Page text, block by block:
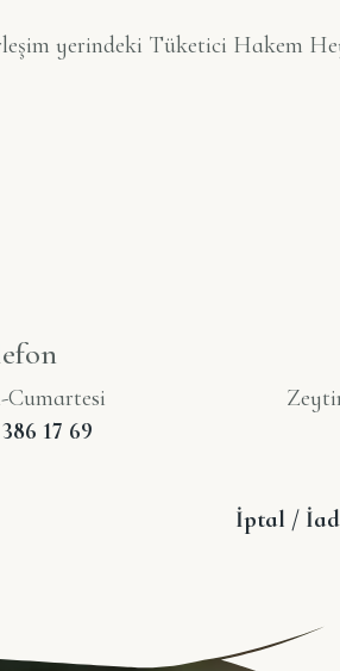
yerindeki Tüketici Hakem
Cumartesi
17 69
İptal /